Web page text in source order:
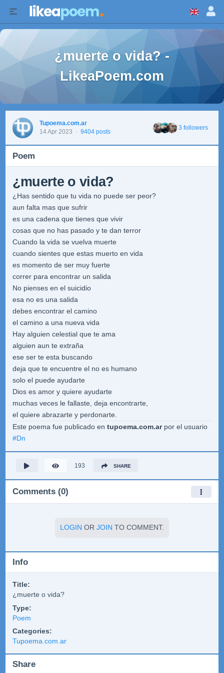
¿muerte o vida? -
LikeaPoem.com
Tupoema.com.ar
14 Apr 2023 · 9404 posts
3 followers
Poem
¿muerte o vida?
¿Has sentido que tu vida no puede ser peor?
aun falta mas que sufrir
es una cadena que tienes que vivir
cosas que no has pasado y te dan terror
Cuando la vida se vuelva muerte
cuando sientes que estas muerto en vida
es momento de ser muy fuerte
correr para encontrar un salida
No pienses en el suicidio
esa no es una salida
debes encontrar el camino
el camino a una nueva vida
Hay alguien celestial que te ama
alguien aun te extraña
ese ser te esta buscando
deja que te encuentre el no es humano
solo el puede ayudarte
Dios es amor y quiere ayudarte
muchas veces le fallaste, deja encontrarte,
el quiere abrazarte y perdonarte.
Este poema fue publicado en tupoema.com.arpor el usuario
#Dn
193 SHARE
Comments (0)
LOGIN OR JOIN TO COMMENT.
Info
Title:
¿muerte o vida?
Type:
Poem
Categories:
Tupoema.com.ar
Share